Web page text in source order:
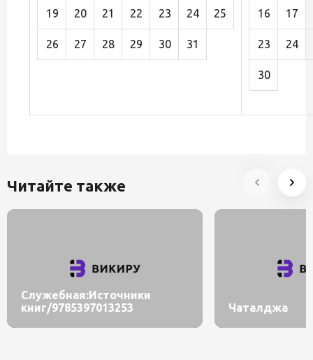
19 20 21 22 23 24 25
26 27 28 29 30 31
16 17
23 24
30
Читайте также
Служебная:Источники
книг/9785397013253
Чаталджа